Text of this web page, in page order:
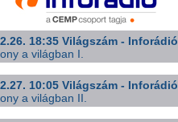
18:35 Világszám - Inforádió
a világban I.
10:05 Világszám - Inforádió
a világban II.